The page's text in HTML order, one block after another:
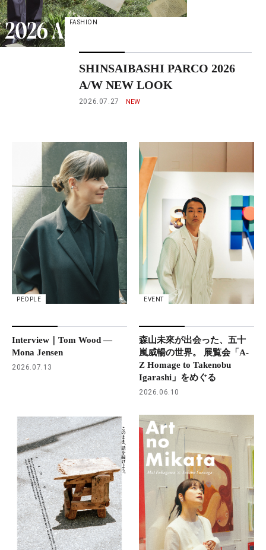
FASHION
SHINSAIBASHI PARCO 2026
A/W NEW LOOK
2026.07.27
PEOPLE
Interview｜Tom Wood —
Mona Jensen
2026.07.13
EVENT
森山未來が出会った、五十
嵐威暢の世界。 展覧会「A-
Z Homage to Takenobu
Igarashi」をめぐる
2026.06.10